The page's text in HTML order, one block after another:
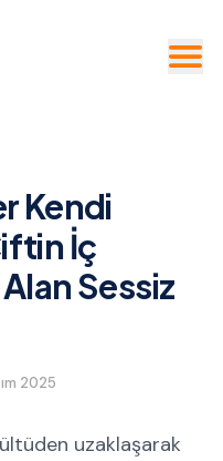
Kendi
İç
Sessiz
2025
uzaklaşarak